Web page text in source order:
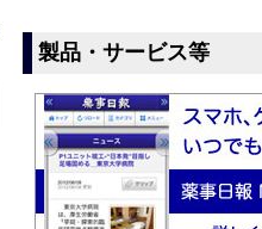
製品・サービス等